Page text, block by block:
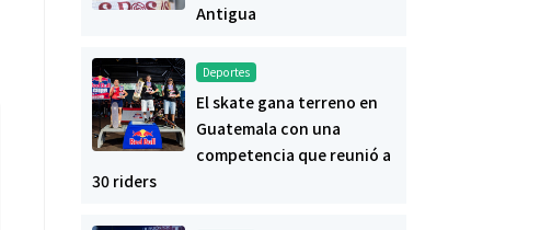
Antigua
Deportes
El skate gana terreno en
Guatemala con una
competencia que reunió a
30 riders